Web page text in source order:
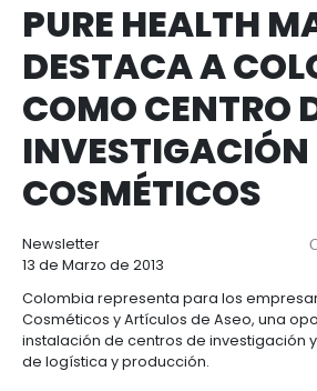
Sectores
para
invertir
Agroindustria
y
alimentos
Agroindustria
y
alimentos
Energía
Energía
Salud
y
Cómo
invertir
Cómo
invertir
Régimen
general
de
la
inversión
Recursos
Recursos
Acompañamiento
Buscador
de
Contacto
Ruta
de
navegación
inicio
recursos
pure health magazine
centro de investigación en
PURE
DESTACA A
COMO